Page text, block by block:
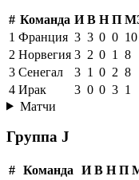
# Команда И В Н П
1 Франция 3 3 0 0 10
2 Норвегия 3 2 0 1 8
3 Сенегал 3 1 0 2 8
4 Ирак 3 0 0 3 1
Матчи
Группа J
# Команда И В Н П